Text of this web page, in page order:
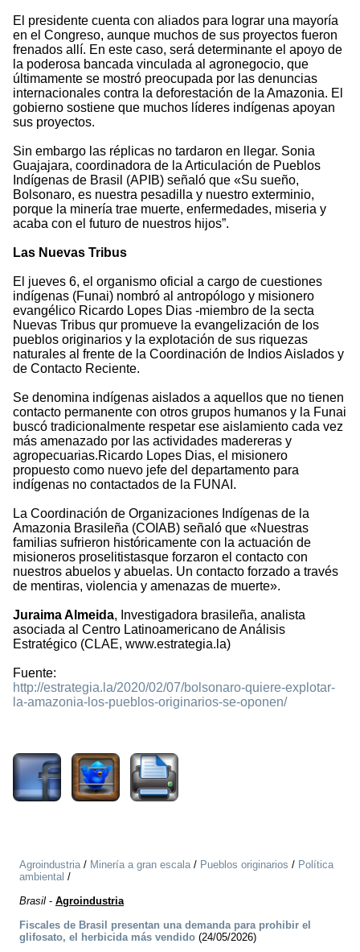
El presidente cuenta con aliados para lograr una mayoría
en el Congreso, aunque muchos de sus proyectos fueron
frenados allí. En este caso, será determinante el apoyo de
la poderosa bancada vinculada al agronegocio, que
últimamente se mostró preocupada por las denuncias
internacionales contra la deforestación de la Amazonia. El
gobierno sostiene que muchos líderes indígenas apoyan
sus proyectos.
Sin embargo las réplicas no tardaron en llegar. Sonia
Guajajara, coordinadora de la Articulación de Pueblos
Indígenas de Brasil (APIB) señaló que «Su sueño,
Bolsonaro, es nuestra pesadilla y nuestro exterminio,
porque la minería trae muerte, enfermedades, miseria y
acaba con el futuro de nuestros hijos”.
Las Nuevas Tribus
El jueves 6, el organismo oficial a cargo de cuestiones
indígenas (Funai) nombró al antropólogo y misionero
evangélico Ricardo Lopes Dias -miembro de la secta
Nuevas Tribus qur promueve la evangelización de los
pueblos originarios y la explotación de sus riquezas
naturales al frente de la Coordinación de Indios Aislados y
de Contacto Reciente.
Se denomina indígenas aislados a aquellos que no tienen
contacto permanente con otros grupos humanos y la Funai
buscó tradicionalmente respetar ese aislamiento cada vez
más amenazado por las actividades madereras y
agropecuarias.Ricardo Lopes Dias, el misionero
propuesto como nuevo jefe del departamento para
indígenas no contactados de la FUNAI.
La Coordinación de Organizaciones Indígenas de la
Amazonia Brasileña (COIAB) señaló que «Nuestras
familias sufrieron históricamente con la actuación de
misioneros proselitistasque forzaron el contacto con
nuestros abuelos y abuelas. Un contacto forzado a través
de mentiras, violencia y amenazas de muerte».
Juraima Almeida, Investigadora brasileña, analista
asociada al Centro Latinoamericano de Análisis
Estratégico (CLAE, www.estrategia.la)
Fuente:
http://estrategia.la/2020/02/07/bolsonaro-quiere-explotar-
la-amazonia-los-pueblos-originarios-se-oponen/
Agroindustria/ Minería a gran escala/ Pueblos originarios / Política
ambiental /
Brasil - Agroindustria
Fiscales de Brasil presentan una demanda para prohibir el
glifosato, el herbicida más vendido (24/05/2026)